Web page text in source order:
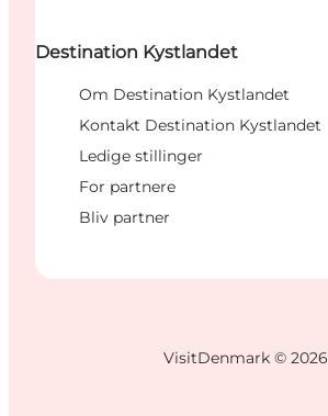
Destination Kystlandet
Om Destination Kystlandet
Kontakt Destination Kystlandet
Ledige stillinger
For partnere
Bliv partner
VisitDenmark © 2026